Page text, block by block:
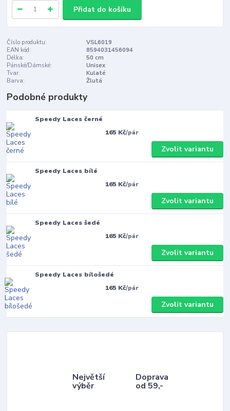
Přidat do košíku
Číslo produktu:
VSL6019
EAN kód:
8594031456094
Délka:
50 cm
Pánské/Dámské:
Unisex
Tvar:
Kulaté
Barva:
Žlutá
Podobné produkty
Speedy Laces černé
165 Kč/pár
Zvolit variantu
Speedy Laces bílé
165 Kč/pár
Zvolit variantu
Speedy Laces šedé
165 Kč/pár
Zvolit variantu
Speedy Laces bílošedé
165 Kč/pár
Zvolit variantu
Největší
výběr
Doprava
od 59,-